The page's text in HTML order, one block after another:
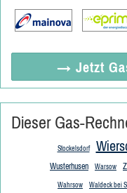
→ Jetzt
Dieser Gas-
Stockelsdorf
Wusterhusen Warsow
Wahrsow Waldeck bei